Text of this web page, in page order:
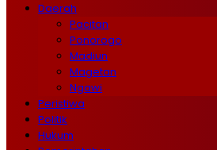
Daerah
Pacitan
Ponorogo
Madiun
Magetan
Ngawi
Peristiwa
Politik
Hukum